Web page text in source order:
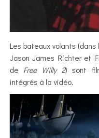
Les bateaux volants
Jason James Richter et
de Free Willy 2) sont
intégrés à la vidéo.